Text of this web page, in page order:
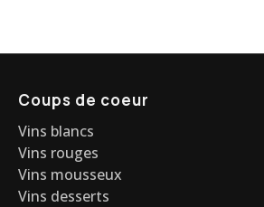
Coups de coeur
Vins blancs
Vins rouges
Vins mousseux
Vins desserts